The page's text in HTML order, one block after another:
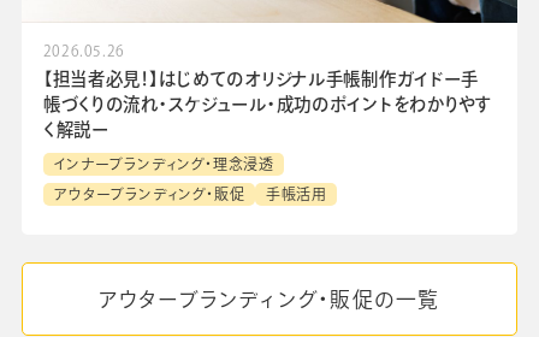
2026.05.26
【担当者必見！】はじめてのオリジナル手帳制作ガイドー手
帳づくりの流れ・スケジュール・成功のポイントをわかりやす
く解説ー
インナーブランディング・理念浸透
アウターブランディング・販促 手帳活用
アウターブランディング・販促の一覧